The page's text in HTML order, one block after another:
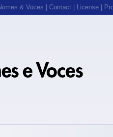
& Voces Contact License